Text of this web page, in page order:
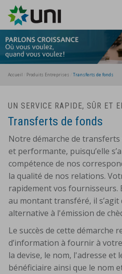
Accueil Produits Entreprises Transferts de fonds
UN SERVICE RAPIDE, SÛR ET
Transferts de fonds
Notre démarche de
et performante, puisqu’elle
compétence de nos
la qualité de nos relations.
rapidement vos fournisseurs.
au montant transféré, il s’agit
alternative à l'émission de
Le succès de cette démarche
d’information à fournir à
la devise, le nom, l'adresse et
bénéficiaire ainsi que le nom